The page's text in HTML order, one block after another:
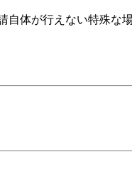
体が行えない特殊な場